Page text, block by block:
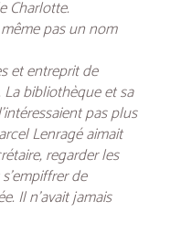
Charlotte.
pas un nom
et entreprit de
bibliothèque et sa
pas plus
Lenragé aimait
regarder les
de
Il n’avait jamais